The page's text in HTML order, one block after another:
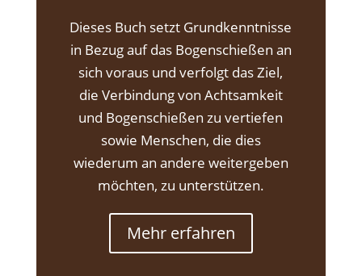
Dieses Buch setzt Grundkenntnisse
in Bezug auf das Bogenschießen an
sich voraus und verfolgt das Ziel,
die Verbindung von Achtsamkeit
und Bogenschießen zu vertiefen
sowie Menschen, die dies
wiederum an andere weitergeben
möchten, zu unterstützen.
Mehr erfahren